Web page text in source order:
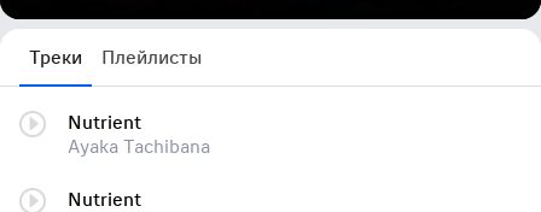
Треки Плейлисты
Nutrient
Ayaka Tachibana
Nutrient